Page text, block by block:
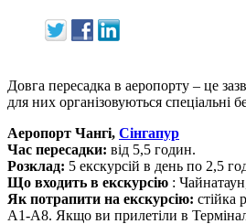
Довга пересадка в аеропорту – це
для них організовуються спеціальні
Аеропорт Чангі, Сінгапур
Час пересадки: від 5,5 годин.
Розклад: 5 екскурсій в день по 2,5
Що входить в екскурсію :
Як потрапити на екскурсію: стійка
A1-A8. Якщо ви прилетіли в Термінал